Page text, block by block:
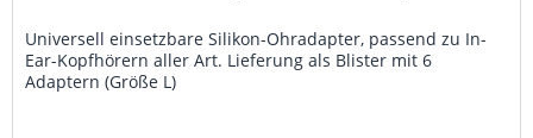
Universell einsetzbare Silikon-Ohradapter, passend zu In-
Ear-Kopfhörern aller Art. Lieferung als Blister mit 6
Adaptern (Größe L)